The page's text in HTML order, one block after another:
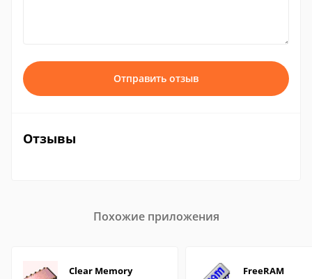
Отправить отзыв
Отзывы
Похожие приложения
Clear Memory FreeRAM